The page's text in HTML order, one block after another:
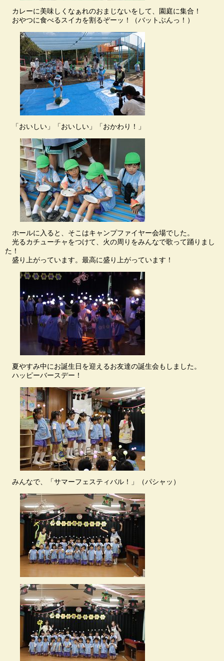
カレーに美味しくなぁれのおまじないをして、園庭に集合！
おやつに食べるスイカを割るぞーッ！（バットぶんっ！）
「おいしい」「おいしい」「おかわり！」
ホールに入ると、そこはキャンプファイヤー会場でした。
光るカチューチャをつけて、火の周りをみんなで歌って踊りまし
た！
盛り上がっています。最高に盛り上がっています！
夏やすみ中にお誕生日を迎えるお友達の誕生会もしました。
ハッピーバースデー！
みんなで、「サマーフェスティバル！」（パシャッ）